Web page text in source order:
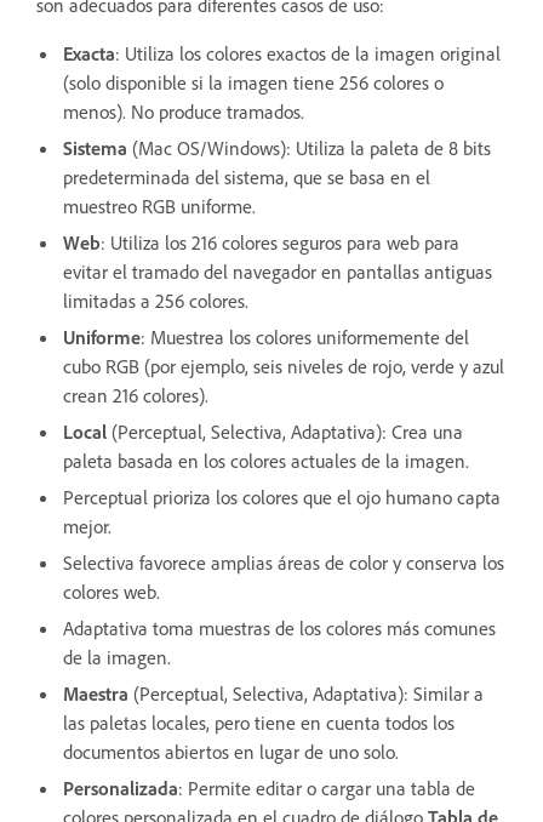
Exacta: Utiliza los colores exactos de la imagen original
(solo disponible si la imagen tiene 256 colores o
menos). No produce tramados.
Sistema (Mac OS/Windows): Utiliza la paleta de 8 bits
predeterminada del sistema, que se basa en el
muestreo RGB uniforme.
Web: Utiliza los 216 colores seguros para web para
evitar el tramado del navegador en pantallas antiguas
limitadas a 256 colores.
Uniforme: Muestrea los colores uniformemente del
cubo RGB (por ejemplo, seis niveles de rojo, verde y azul
crean 216 colores).
Local (Perceptual, Selectiva, Adaptativa): Crea una
paleta basada en los colores actuales de la imagen.
Perceptual prioriza los colores que el ojo humano capta
mejor.
Selectiva favorece amplias áreas de color y conserva los
colores web.
Adaptativa toma muestras de los colores más comunes
de la imagen.
Maestra (Perceptual, Selectiva, Adaptativa): Similar a
las paletas locales, pero tiene en cuenta todos los
documentos abiertos en lugar de uno solo.
Personalizada: Permite editar o cargar una tabla de
colores personalizada en el cuadro de diálogo Tabla de